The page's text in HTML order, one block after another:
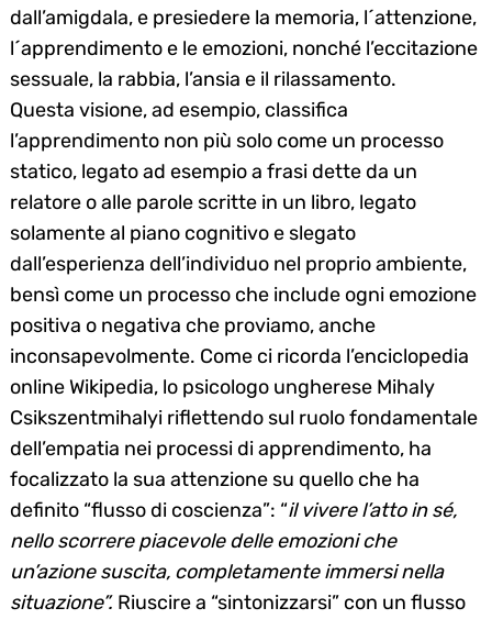
dall’amigdala, e presiedere la memoria, l´attenzione,
l´apprendimento e le emozioni, nonché l’eccitazione
sessuale, la rabbia, l’ansia e il rilassamento.
Questa visione, ad esempio, classifica
l’apprendimento non più solo come un processo
statico, legato ad esempio a frasi dette da un
relatore o alle parole scritte in un libro, legato
solamente al piano cognitivo e slegato
dall’esperienza dell’individuo nel proprio ambiente,
bensì come un processo che include ogni emozione
positiva o negativa che proviamo, anche
inconsapevolmente. Come ci ricorda l’enciclopedia
online Wikipedia, lo psicologo ungherese Mihaly
Csikszentmihalyi riflettendo sul ruolo fondamentale
dell’empatia nei processi di apprendimento, ha
focalizzato la sua attenzione su quello che ha
definito “flusso di coscienza”: “il vivere l’atto in sé,
nello scorrere piacevole delle emozioni che
un’azione suscita, completamente immersi nella
situazione”. Riuscire a “sintonizzarsi” con un flusso